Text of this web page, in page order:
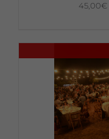
45,00€